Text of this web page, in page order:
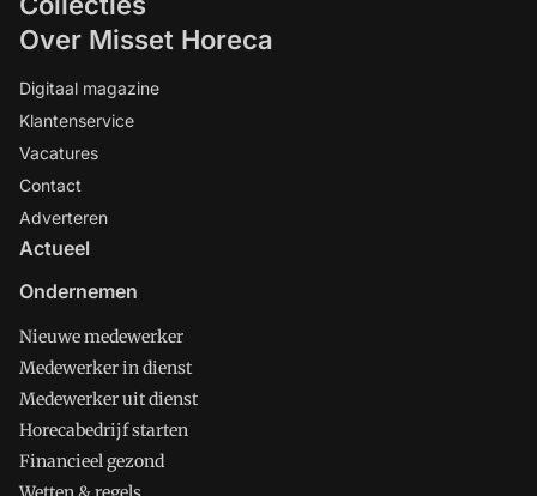
Over Misset Horeca
Digitaal magazine
Klantenservice
Vacatures
Contact
Adverteren
Actueel
Ondernemen
Nieuwe medewerker
Medewerker in dienst
Medewerker uit dienst
Horecabedrijf starten
Financieel gezond